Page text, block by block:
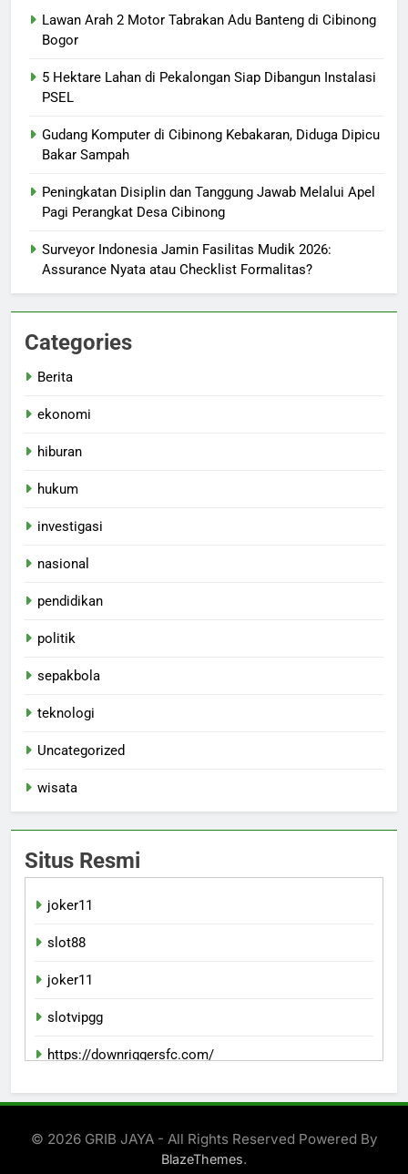
Lawan Arah 2 Motor Tabrakan Adu Banteng di Cibinong
Bogor
5 Hektare Lahan di Pekalongan Siap Dibangun Instalasi
PSEL
Gudang Komputer di Cibinong Kebakaran, Diduga Dipicu
Bakar Sampah
Peningkatan Disiplin dan Tanggung Jawab Melalui Apel
Pagi Perangkat Desa Cibinong
Surveyor Indonesia Jamin Fasilitas Mudik 2026:
Assurance Nyata atau Checklist Formalitas?
Categories
Berita
ekonomi
hiburan
hukum
investigasi
nasional
pendidikan
politik
sepakbola
teknologi
Uncategorized
wisata
Situs Resmi
joker11
slot88
joker11
slotvipgg
https://downriggersfc.com/
bento11
© 2026 GRIB JAYA - All Rights Reserved Powered By
BlazeThemes.